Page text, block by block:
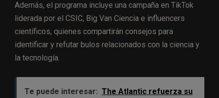
Además, el programa incluye una campaña en TikTok
liderada por el CSIC, Big Van Ciencia e influencers
científicos, quienes compartirán consejos para
identificar y refutar bulos relacionados con la ciencia y
la tecnología.
Te puede interesar: The Atlantic refuerza su